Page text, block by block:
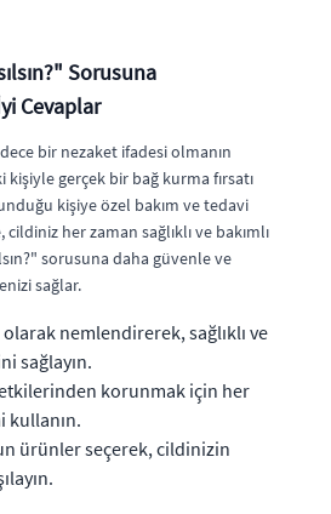
Sorusuna
Cevaplar
bir nezaket ifadesi olmanın
kişiyle gerçek bir bağ kurma fırsatı
kişiye özel bakım ve tedavi
her zaman sağlıklı ve bakımlı
sorusuna daha güvenle ve
sağlar.
nemlendirerek, sağlıklı ve
sağlayın.
korunmak için her
kullanın.
ürünler seçerek, cildinizin